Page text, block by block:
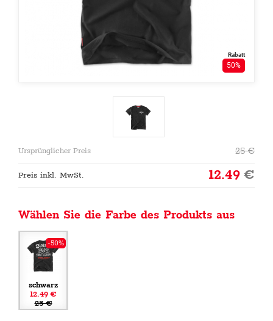
Rabatt
50%
Ursprünglicher Preis 25€
Preis inkl. MwSt. 12.49€
Wählen Sie die Farbe des Produkts aus
-50%
schwarz
12.49 €
25 €